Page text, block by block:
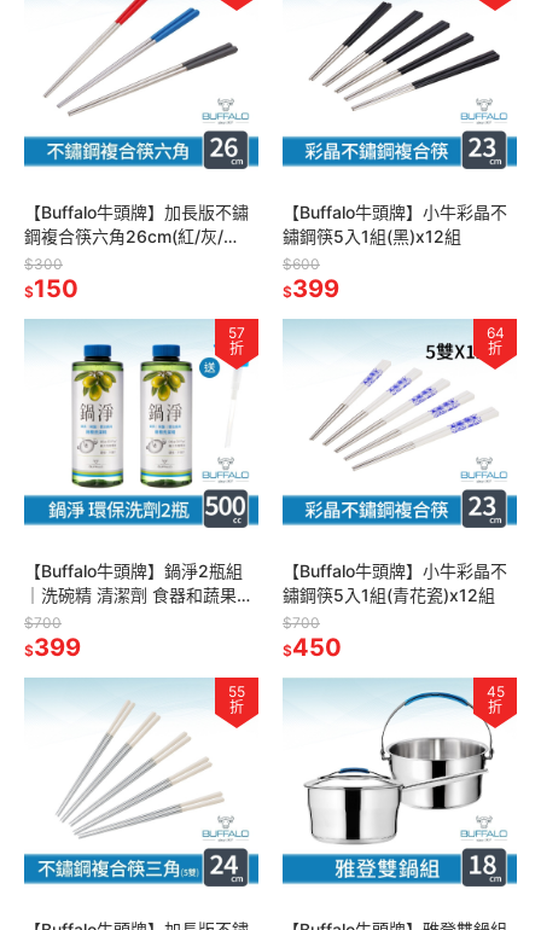
【Buffalo牛頭牌】加長版不鏽
鋼複合筷六角26cm(紅/灰/
藍/304不鏽鋼/環保筷/食品級/
公筷/料理筷/筷子)
$300
$150
【Buffalo牛頭牌】小牛彩晶不
鏽鋼筷5入1組(黑)x12組
$600
$399
57
折
【Buffalo牛頭牌】鍋淨2瓶組
｜洗碗精 清潔劑 食器和蔬果清
洗 環保認證 橄欖油配方温和不
傷手 無毒無添加
$700
$399
64
折
【Buffalo牛頭牌】小牛彩晶不
鏽鋼筷5入1組(青花瓷)x12組
$700
$450
55
折
45
折